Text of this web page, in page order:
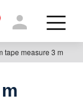
tape measure 3 m